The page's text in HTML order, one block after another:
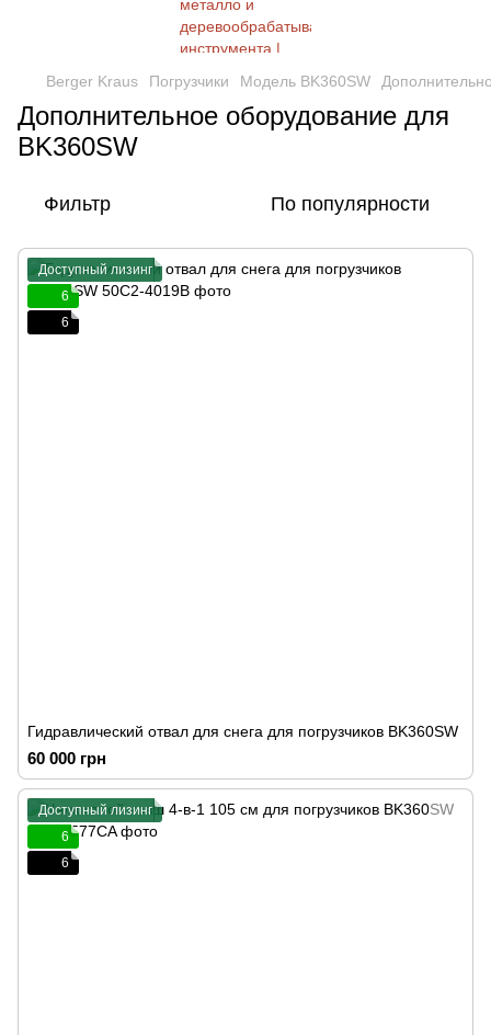
Berger Kraus Погрузчики Модель BK360SW
Дополнительное оборудование для
BK360SW
Фильтр По популярности
Доступный лизинг
6
6
Гидравлический отвал для снега для погрузчиков BK360SW
60 000 грн
Доступный лизинг
6
6